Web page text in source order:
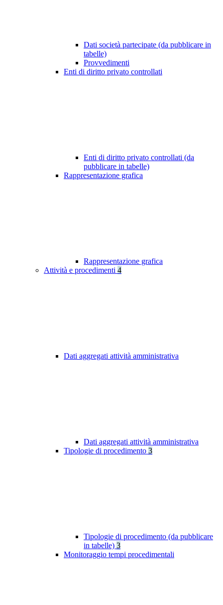
Dati società partecipate (da pubblicare in
tabelle)
Provvedimenti
Enti di diritto privato controllati
Enti di diritto privato controllati (da
pubblicare in tabelle)
Rappresentazione grafica
Rappresentazione grafica
Attività e procedimenti 4
Dati aggregati attività amministrativa
Dati aggregati attività amministrativa
Tipologie di procedimento 3
Tipologie di procedimento (da pubblicare
in tabelle) 3
Monitoraggio tempi procedimentali